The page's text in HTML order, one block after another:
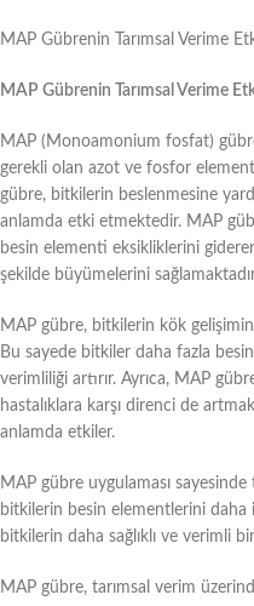
MAP Gübrenin Tarımsal Verime
MAP Gübrenin Tarımsal Verime
MAP (Monoamonium fosfat)
gerekli olan azot ve fosfor
gübre, bitkilerin beslenmesine
anlamda etki etmektedir. MAP
besin elementi eksikliklerini
şekilde büyümelerini
MAP gübre, bitkilerin kök
Bu sayede bitkiler daha fazla
verimliliği artırır. Ayrıca, MAP
hastalıklara karşı direnci de
anlamda etkiler.
MAP gübre uygulaması
bitkilerin besin elementlerini daha
bitkilerin daha sağlıklı ve verimli
MAP gübre, tarımsal verim